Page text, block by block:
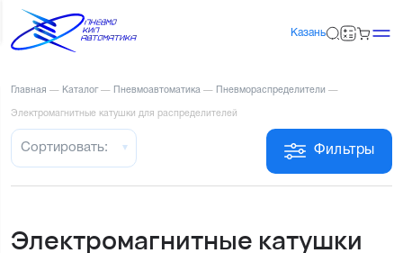
Казань
Главная — Каталог — Пневмоавтоматика — Пневмораспределители —
Электромагнитные катушки для распределителей
Фильтры
Сортировать:
Электромагнитные катушки